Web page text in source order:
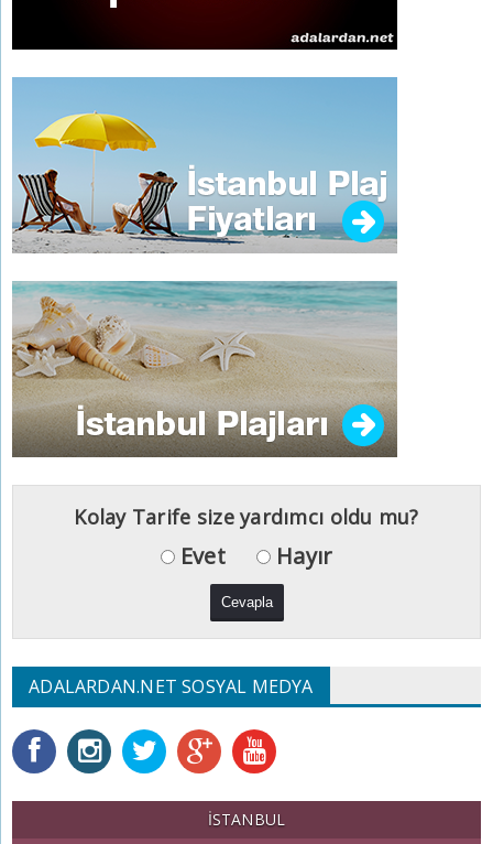
Kolay Tarife size yardımcı oldu mu?
Evet Hayır
ADALARDAN.NET SOSYAL MEDYA
İSTANBUL